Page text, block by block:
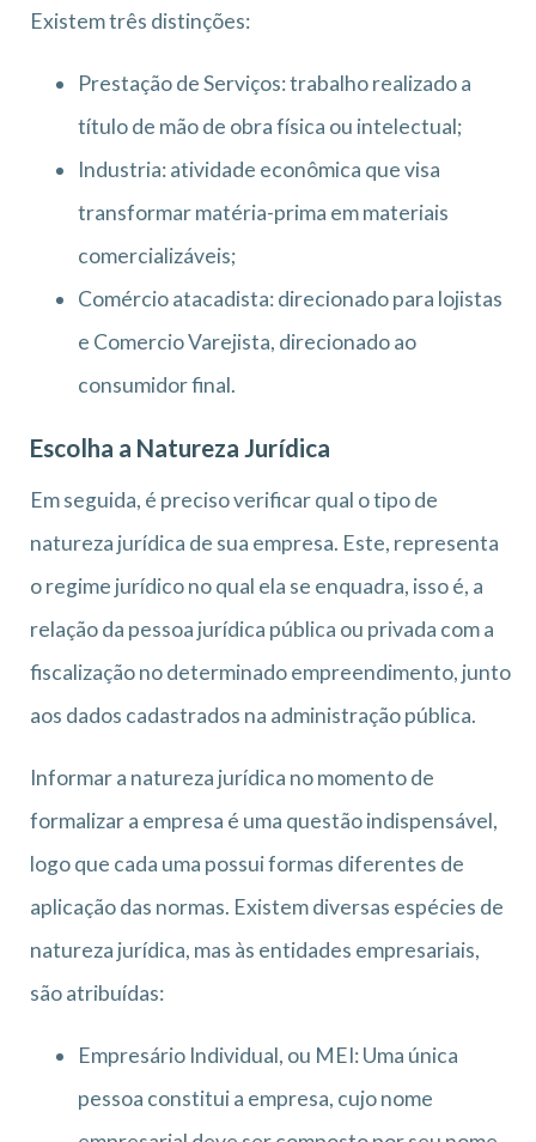
Existem três distinções:
Prestação de Serviços: trabalho realizado a
título de mão de obra física ou intelectual;
Industria: atividade econômica que visa
transformar matéria-prima em materiais
comercializáveis;
Comércio atacadista: direcionado para lojistas
e Comercio Varejista, direcionado ao
consumidor final.
Escolha a Natureza Jurídica
Em seguida, é preciso verificar qual o tipo de
natureza jurídica de sua empresa. Este, representa
o regime jurídico no qual ela se enquadra, isso é, a
relação da pessoa jurídica pública ou privada com a
fiscalização no determinado empreendimento, junto
aos dados cadastrados na administração pública.
Informar a natureza jurídica no momento de
formalizar a empresa é uma questão indispensável,
logo que cada uma possui formas diferentes de
aplicação das normas. Existem diversas espécies de
natureza jurídica, mas às entidades empresariais,
são atribuídas:
Empresário Individual, ou MEI: Uma única
pessoa constitui a empresa, cujo nome